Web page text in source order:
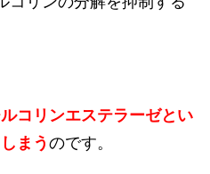
コリンエステラーゼとい
まう のです。